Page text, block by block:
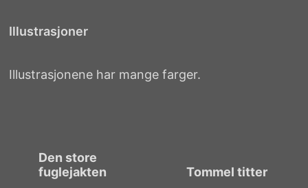
Illustrasjoner
Illustrasjonene har mange farger.
Den store
fuglejakten
Tommel titter